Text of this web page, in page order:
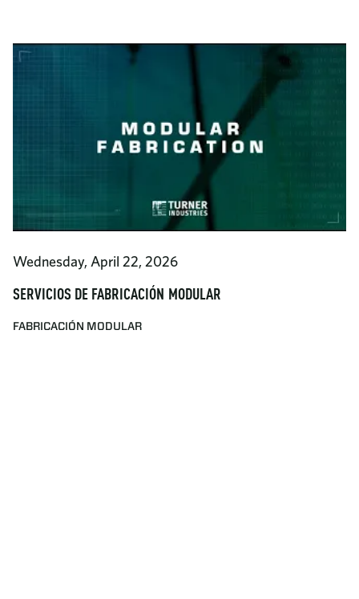
Wednesday, April 22, 2026
SERVICIOS DE FABRICACIÓN MODULAR
FABRICACIÓN MODULAR